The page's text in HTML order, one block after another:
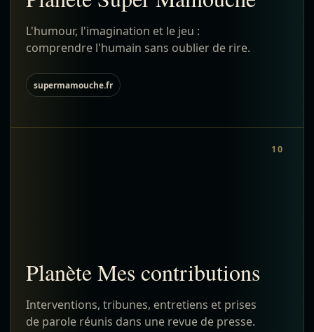
L'humour, l'imagination et le jeu :
comprendre l'humain sans oublier de rire.
supermamouche.fr
10
Planète Mes contributions
Interventions, tribunes, entretiens et prises
de parole réunis dans une revue de presse.